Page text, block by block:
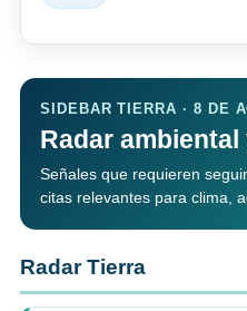
SIDEBAR TIERRA · 8 DE
Radar ambiental
Señales que requieren
citas relevantes para clima,
Radar Tierra